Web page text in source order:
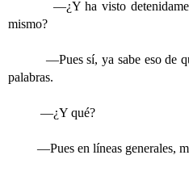
—¿Y ha visto
mismo?
—Pues sí, ya sabe eso de
palabras.
—¿Y qué?
—Pues en líneas generales,